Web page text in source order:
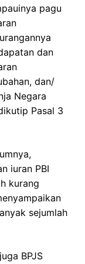
pagu
dan
dan/
Negara
Pasal 3
iuran PBI
kurang
sejumlah
BPJS